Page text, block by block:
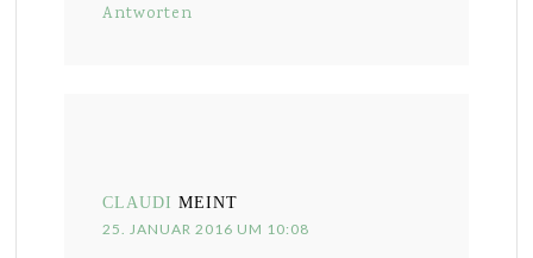
Antworten
CLAUDI MEINT
25. JANUAR 2016 UM 10:08